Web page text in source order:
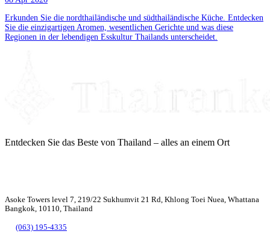
Erkunden Sie die nordthailändische und südthailändische Küche. Entdecken
Sie die einzigartigen Aromen, wesentlichen Gerichte und was diese
Regionen in der lebendigen Esskultur Thailands unterscheidet.
Entdecken Sie das Beste von Thailand – alles an einem Ort
Asoke Towers level 7, 219/22 Sukhumvit 21 Rd, Khlong Toei Nuea, Whattana
Bangkok, 10110, Thailand
(063) 195-4335